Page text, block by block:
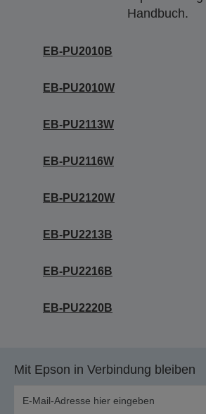
Handbuch.
EB-PU2010B
EB-PU2010W
EB-PU2113W
EB-PU2116W
EB-PU2120W
EB-PU2213B
EB-PU2216B
EB-PU2220B
Mit Epson in Verbindung bleiben